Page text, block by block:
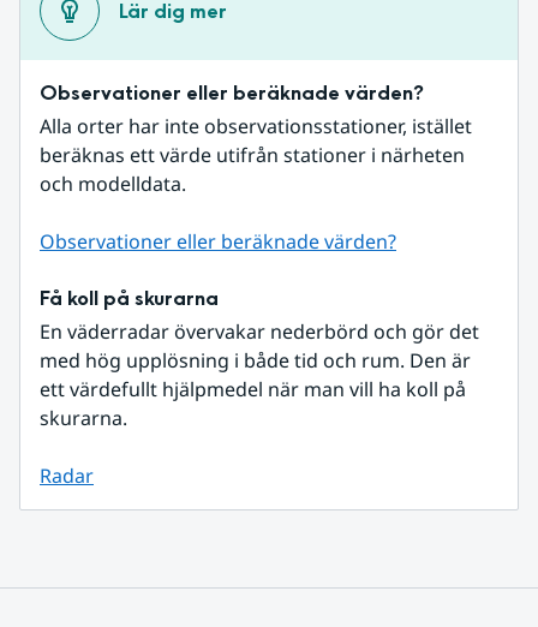
Lär dig mer
Observationer eller beräknade värden?
Alla orter har inte observationsstationer, istället
beräknas ett värde utifrån stationer i närheten
och modelldata.
Observationer eller beräknade värden?
Få koll på skurarna
En väderradar övervakar nederbörd och gör det
med hög upplösning i både tid och rum. Den är
ett värdefullt hjälpmedel när man vill ha koll på
skurarna.
Radar